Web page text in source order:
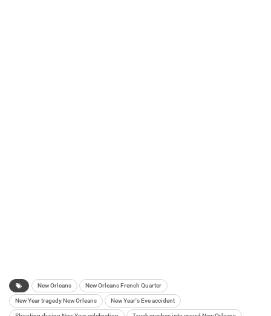
New Orleans New Orleans French Quarter
New Year tragedy New Orleans New Year's Eve accident